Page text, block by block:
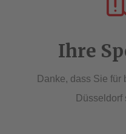
Ihre
Danke, dass Sie für
Düsseldorf